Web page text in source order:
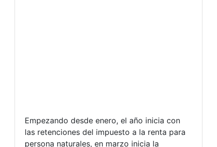
Empezando desde enero, el año inicia con
las retenciones del impuesto a la renta para
persona naturales, en marzo inicia la